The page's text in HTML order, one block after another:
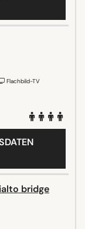
Flachbild-TV
bridge